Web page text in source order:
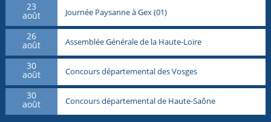
23
août Journée Paysanne à Gex (01)
26
août Assemblée Générale de la Haute-Loire
30
août Concours départemental des Vosges
30
août Concours départemental de Haute-Saône